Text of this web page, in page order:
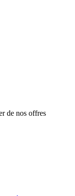
de nos offres